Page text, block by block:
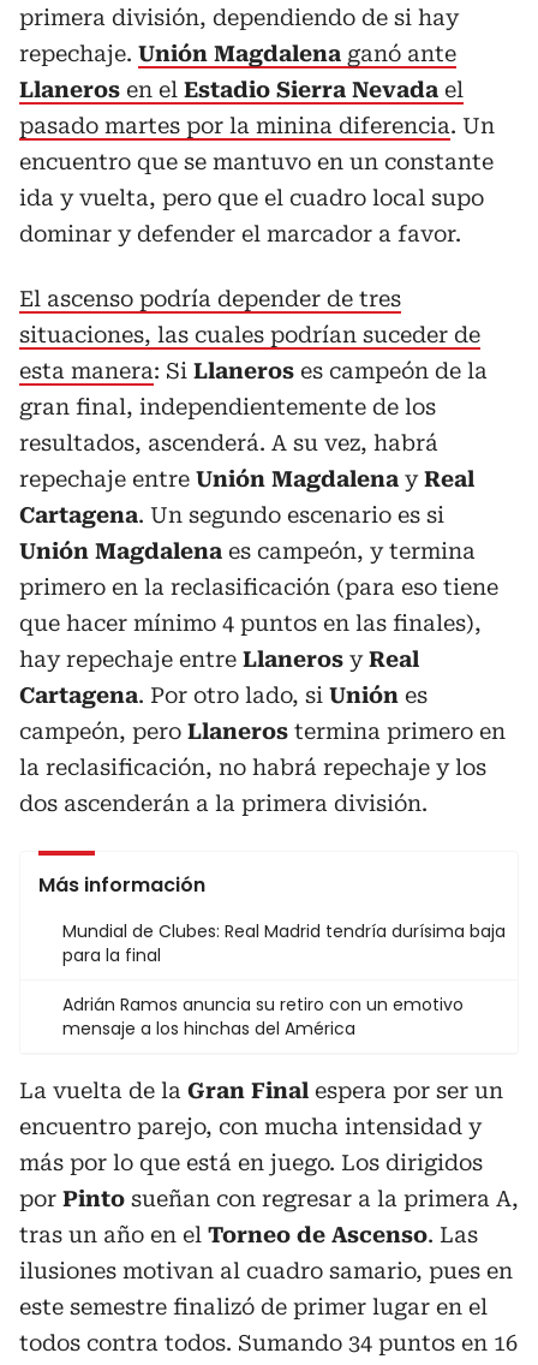
primera división, dependiendo de si hay
repechaje. Unión Magdalena ganó ante
Llaneros en el Estadio Sierra Nevada el
pasado martes por la minina diferencia. Un
encuentro que se mantuvo en un constante
ida y vuelta, pero que el cuadro local supo
dominar y defender el marcador a favor.
El ascenso podría depender de tres
situaciones, las cuales podrían suceder de
esta manera: Si Llaneros es campeón de la
gran final, independientemente de los
resultados, ascenderá. A su vez, habrá
repechaje entre Unión Magdalena yReal
Cartagena. Un segundo escenario es si
Unión Magdalena es campeón, y termina
primero en la reclasificación (para eso tiene
que hacer mínimo 4 puntos en las finales),
hay repechaje entre Llaneros yReal
Cartagena. Por otro lado, si Unión es
campeón, pero Llaneros termina primero en
la reclasificación, no habrá repechaje y los
dos ascenderán a la primera división.
Más información
Mundial de Clubes: Real Madrid tendría durísima baja
para la final
Adrián Ramos anuncia su retiro con un emotivo
mensaje a los hinchas del América
La vuelta de la Gran Final espera por ser un
encuentro parejo, con mucha intensidad y
más por lo que está en juego. Los dirigidos
por Pinto sueñan con regresar a la primera A,
tras un año en el Torneo de Ascenso. Las
ilusiones motivan al cuadro samario, pues en
este semestre finalizó de primer lugar en el
todos contra todos. Sumando 34 puntos en 16